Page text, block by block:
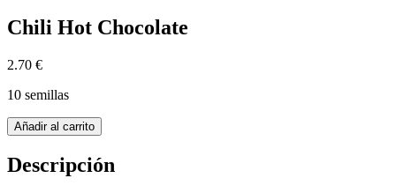
Chili Hot Chocolate
2.70 €
10 semillas
Añadir al carrito
Descripción